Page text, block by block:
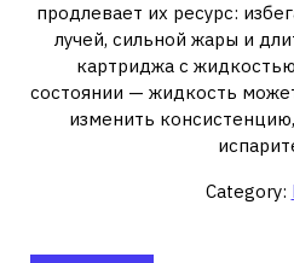
продлевает их ресурс:
лучей, сильной жары и
картриджа с
состоянии — жидкость
изменить
Category: